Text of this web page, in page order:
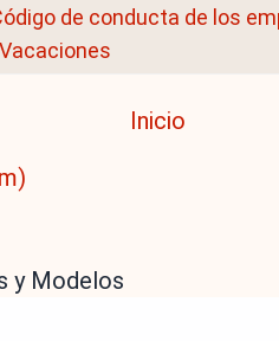
de conducta de los
Vacaciones
Inicio
y Modelos